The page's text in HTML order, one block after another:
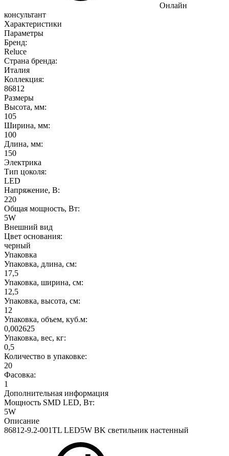
Онлайн
консультант
Характеристики
Параметры
Бренд:
Reluce
Страна бренда:
Италия
Коллекция:
86812
Размеры
Высота, мм:
105
Ширина, мм:
100
Длина, мм:
150
Электрика
Тип цоколя:
LED
Напряжение, В:
220
Общая мощность, Вт:
5W
Внешний вид
Цвет основания:
черный
Упаковка
Упаковка, длина, см:
17,5
Упаковка, ширина, см:
12,5
Упаковка, высота, см:
12
Упаковка, объем, куб.м:
0,002625
Упаковка, вес, кг:
0,5
Количество в упаковке:
20
Фасовка:
1
Дополнительная информация
Мощность SMD LED, Вт:
5W
Описание
86812-9.2-001TL LED5W BK светильник настенный